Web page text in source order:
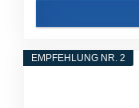
EMPFEHLUNG NR. 2